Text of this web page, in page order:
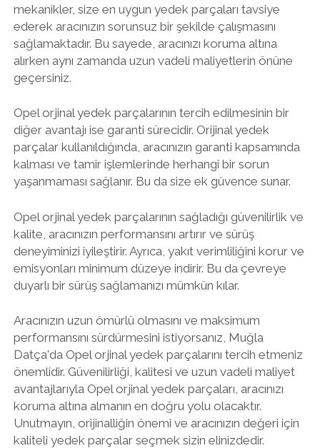
mekanikler, size en uygun yedek parçaları tavsiye
ederek aracınızın sorunsuz bir şekilde çalışmasını
sağlamaktadır. Bu sayede, aracınızı koruma altına
alırken aynı zamanda uzun vadeli maliyetlerin önüne
geçersiniz.
Opel orjinal yedek parçalarının tercih edilmesinin bir
diğer avantajı ise garanti sürecidir. Orijinal yedek
parçalar kullanıldığında, aracınızın garanti kapsamında
kalması ve tamir işlemlerinde herhangi bir sorun
yaşanmaması sağlanır. Bu da size ek güvence sunar.
Opel orjinal yedek parçalarının sağladığı güvenilirlik ve
kalite, aracınızın performansını artırır ve sürüş
deneyiminizi iyileştirir. Ayrıca, yakıt verimliliğini korur ve
emisyonları minimum düzeye indirir. Bu da çevreye
duyarlı bir sürüş sağlamanızı mümkün kılar.
Aracınızın uzun ömürlü olmasını ve maksimum
performansını sürdürmesini istiyorsanız, Muğla
Datça'da Opel orjinal yedek parçalarını tercih etmeniz
önemlidir. Güvenilirliği, kalitesi ve uzun vadeli maliyet
avantajlarıyla Opel orjinal yedek parçaları, aracınızı
koruma altına almanın en doğru yolu olacaktır.
Unutmayın, orijinalliğin önemi ve aracınızın değeri için
kaliteli yedek parçalar seçmek sizin elinizdedir.